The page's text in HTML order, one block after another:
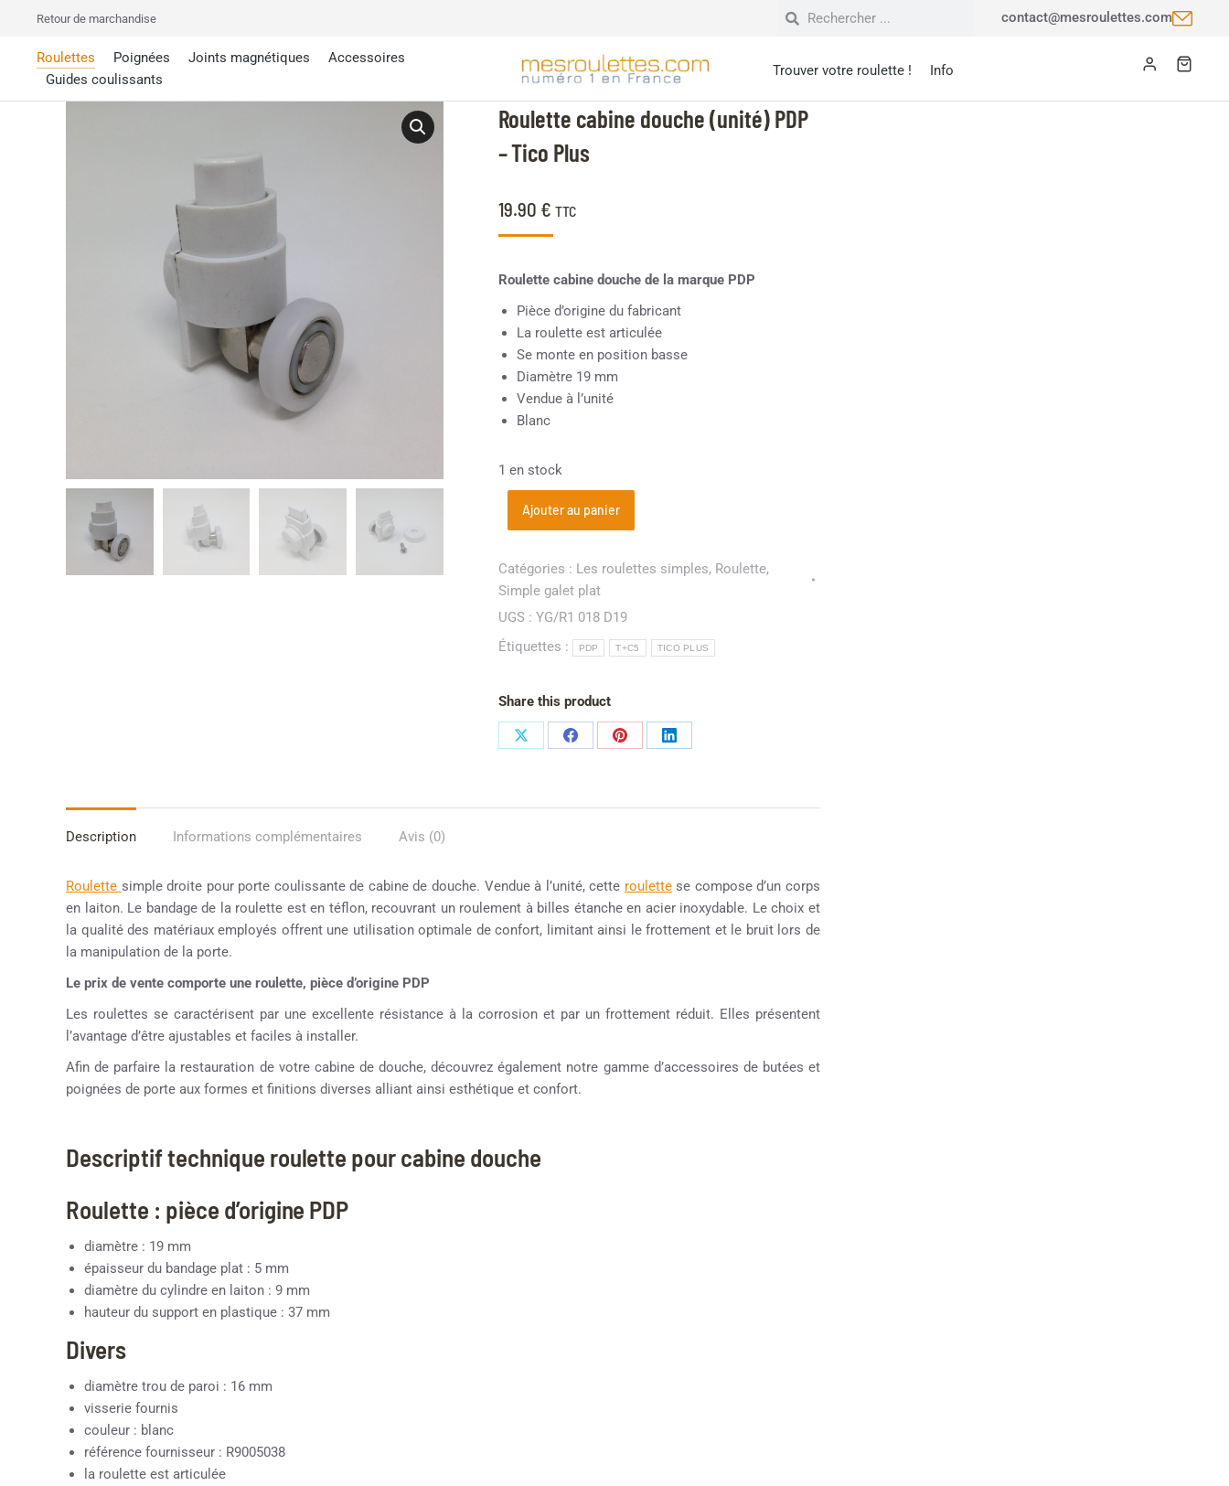
Retour de marchandise contact@mesroulettes.com
Roulettes Poignées Joints magnétiques
Accessoires
Guides coulissants
Trouver votre roulette ! Info
Roulette cabine douche (unité) PDP
– Tico Plus
19.90 € TTC
Roulette cabine douche de la marque PDP
Pièce d’origine du fabricant
La roulette est articulée
Se monte en position basse
Diamètre 19 mm
Vendue à l’unité
Blanc
1 en stock
Ajouter au panier
Catégories : Les roulettes simples, Roulette,
Simple galet plat
UGS : YG/R1 018 D19
Étiquettes :
PDP T+C5 TICO PLUS
Share this product
Description Informations complémentaires Avis (0)
Roulette simple droite pour porte coulissante de cabine de douche. Vendue à l’unité, cette roulettese compose d’un corps
en laiton. Le bandage de la roulette est en téflon, recouvrant un roulement à billes étanche en acier inoxydable. Le choix et
la qualité des matériaux employés offrent une utilisation optimale de confort, limitant ainsi le frottement et le bruit lors de
la manipulation de la porte.
Le prix de vente comporte une roulette, pièce d’origine PDP
Les roulettes se caractérisent par une excellente résistance à la corrosion et par un frottement réduit. Elles présentent
l’avantage d’être ajustables et faciles à installer.
Afin de parfaire la restauration de votre cabine de douche, découvrez également notre gamme d’accessoires de butées et
poignées de porte aux formes et finitions diverses alliant ainsi esthétique et confort.
Descriptif technique roulette pour cabine douche
Roulette : pièce d’origine PDP
diamètre : 19 mm
épaisseur du bandage plat : 5 mm
diamètre du cylindre en laiton : 9 mm
hauteur du support en plastique : 37 mm
Divers
diamètre trou de paroi : 16 mm
visserie fournis
couleur : blanc
référence fournisseur : R9005038
la roulette est articulée